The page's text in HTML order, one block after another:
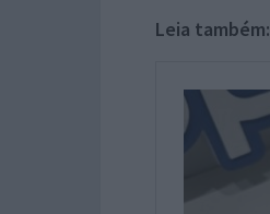
Leia também: